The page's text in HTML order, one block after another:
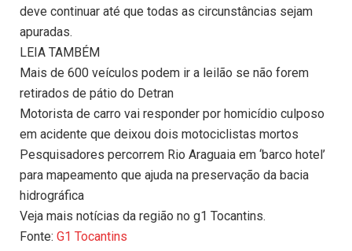
deve continuar até que todas as circunstâncias sejam
apuradas.
LEIA TAMBÉM
Mais de 600 veículos podem ir a leilão se não forem
retirados de pátio do Detran
Motorista de carro vai responder por homicídio culposo
em acidente que deixou dois motociclistas mortos
Pesquisadores percorrem Rio Araguaia em ‘barco hotel’
para mapeamento que ajuda na preservação da bacia
hidrográfica
Veja mais notícias da região no g1 Tocantins.
Fonte: G1 Tocantins